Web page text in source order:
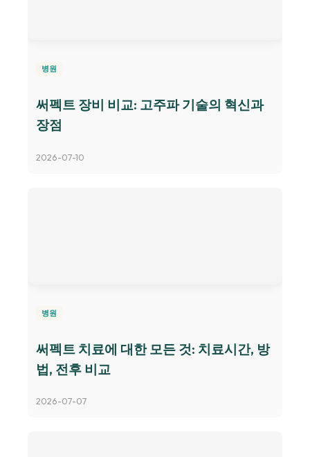
병원
써펙트 장비 비교: 고주파 기술의 혁신과
장점
2026-07-10
병원
써펙트 치료에 대한 모든 것: 치료시간, 방
법, 전후 비교
2026-07-07